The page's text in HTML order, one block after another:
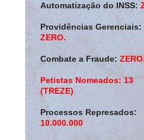
Automatização do INSS:
Providências Gerenciais:
ZERO.
Combate a Fraude: ZERO.
Petistas Nomeados: 13
(TREZE)
Processos Represados:
10.000.000